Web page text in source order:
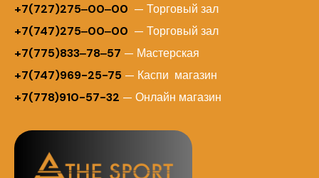
+7(727)275‒00‒00 — Торговый зал
+7(747)275‒00‒00 — Торговый зал
+7(775)833‒78‒57 — Мастерская
+7(747)969-25-75 — Каспи магазин
+7(778)910-57-32 — Онлайн магазин